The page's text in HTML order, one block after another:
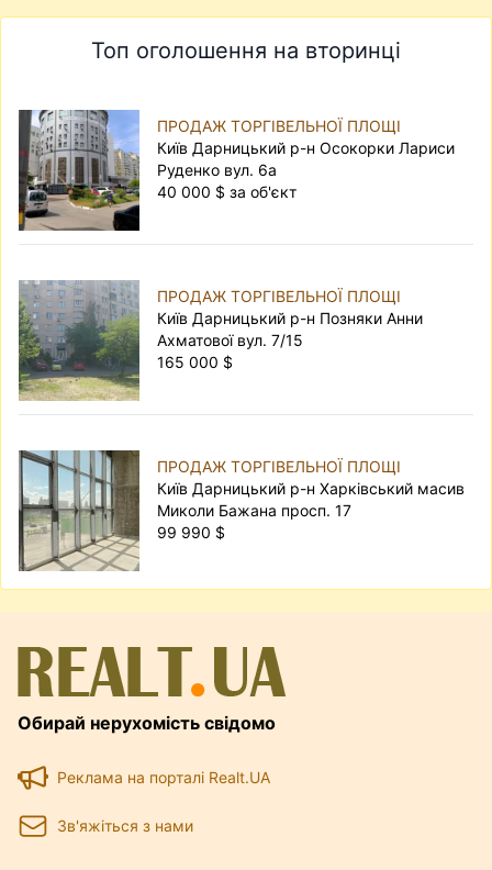
Топ оголошення на вторинці
ПРОДАЖ ТОРГІВЕЛЬНОЇ ПЛОЩІ
Київ Дарницький р-н Осокорки Лариси
Руденко вул. 6а
40 000 $ за об'єкт
ПРОДАЖ ТОРГІВЕЛЬНОЇ ПЛОЩІ
Київ Дарницький р-н Позняки Анни
Ахматової вул. 7/15
165 000 $
ПРОДАЖ ТОРГІВЕЛЬНОЇ ПЛОЩІ
Київ Дарницький р-н Харківський масив
Миколи Бажана просп. 17
99 990 $
Обирай нерухомість свідомо
Реклама на порталі Realt.UA
Зв'яжіться з нами